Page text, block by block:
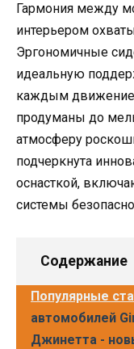
Гармония между
интерьером
Эргономичные
идеальную
каждым
продуманы до
атмосферу
подчеркнута
оснасткой,
системы
Содержание
Популярные
автомобилей
Джинетта -